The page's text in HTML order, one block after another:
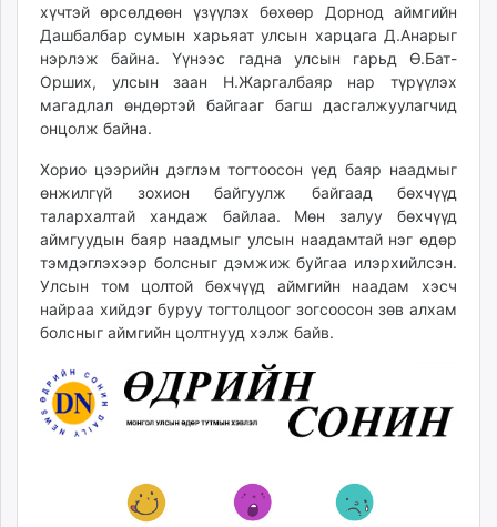
хүчтэй өрсөлдөөн үзүүлэх бөхөөр Дорнод аймгийн
Дашбалбар сумын харьяат улсын харцага Д.Анарыг
нэрлэж байна. Үүнээс гадна улсын гарьд Ө.Бат-
Орших, улсын заан Н.Жаргалбаяр нар түрүүлэх
магадлал өндөртэй байгааг багш дасгалжуулагчид
онцолж байна.
Хорио цээрийн дэглэм тогтоосон үед баяр наадмыг
өнжилгүй зохион байгуулж байгаад бөхчүүд
талархалтай хандаж байлаа. Мөн залуу бөхчүүд
аймгуудын баяр наадмыг улсын наадамтай нэг өдөр
тэмдэглэхээр болсныг дэмжиж буйгаа илэрхийлсэн.
Улсын том цолтой бөхчүүд аймгийн наадам хэсч
найраа хийдэг буруу тогтолцоог зогсоосон зөв алхам
болсныг аймгийн цолтнууд хэлж байв.